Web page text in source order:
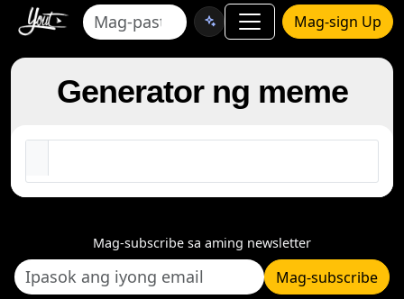
Mag-sign Up
Generator ng meme
Mag-subscribe sa aming newsletter
Mag-subscribe